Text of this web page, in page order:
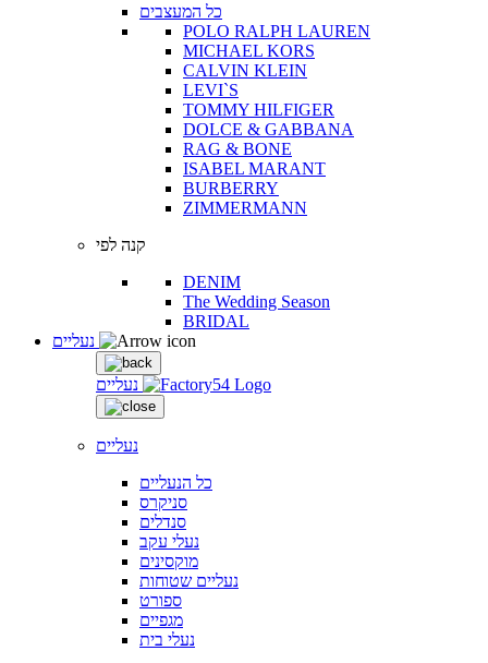
כל המעצבים
POLO RALPH LAUREN
MICHAEL KORS
CALVIN KLEIN
LEVI`S
TOMMY HILFIGER
DOLCE & GABBANA
RAG & BONE
ISABEL MARANT
BURBERRY
ZIMMERMANN
קנה לפי
DENIM
The Wedding Season
BRIDAL
נעליים
נעליים
כל הנעליים
סניקרס
סנדלים
נעלי עקב
מוקסינים
נעליים שטוחות
ספורט
מגפיים
נעלי בית